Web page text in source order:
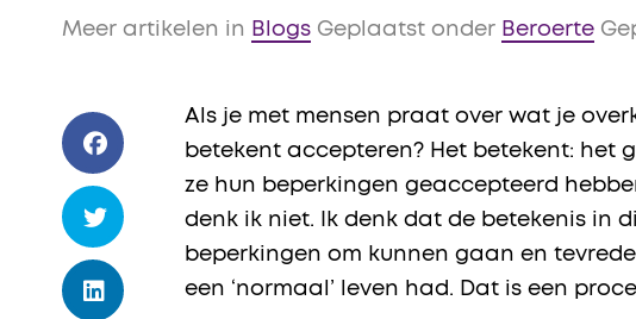
Meer artikelen in Blogs Geplaatst onder Beroerte
Als je met mensen praat over wat je
betekent accepteren? Het betekent: het
ze hun beperkingen geaccepteerd
denk ik niet. Ik denk dat de betekenis in
beperkingen om kunnen gaan en
een ‘normaal’ leven had. Dat is een